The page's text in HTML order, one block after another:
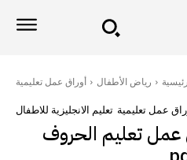
رياض الأطفال أوراق عمل تعليمية
عمل تعليمية تعليم الانجليزية للاطفال
عمل تعليم الحروف